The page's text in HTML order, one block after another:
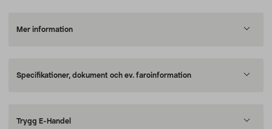
Mer information
Specifikationer, dokument och ev. faroinformation
Trygg E-Handel